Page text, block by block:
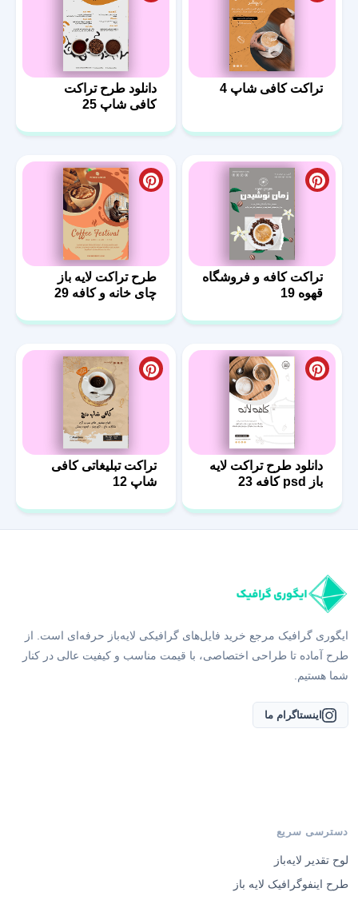
تراکت کافی شاپ 4
دانلود طرح تراکت
کافی شاپ 25
تراکت کافه و فروشگاه
قهوه 19
طرح تراکت لایه باز
چای خانه و کافه 29
دانلود طرح تراکت لایه
باز psd کافه 23
تراکت تبلیغاتی کافی
شاپ 12
ایگوری گرافیک مرجع خرید فایل‌های گرافیکی لایه‌باز حرفه‌ای است. از
طرح آماده تا طراحی اختصاصی، با قیمت مناسب و کیفیت عالی در کنار
شما هستیم.
اینستاگرام ما
دسترسی سریع
لوح تقدیر لایه‌باز
طرح اینفوگرافیک لایه باز